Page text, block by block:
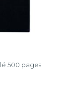
500 pages